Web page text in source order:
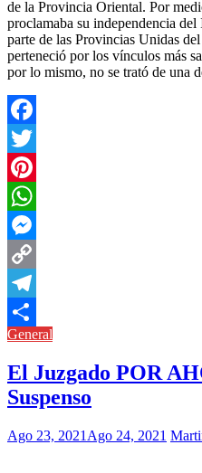
de la Provincia Oriental. Por
proclamaba su independencia
parte de las Provincias Unidas
perteneció por los vínculos más
por lo mismo, no se trató de una
Facebook
Twitter
Pinterest
WhatsApp
Messenger
Copy
Link
Telegram
Compartir
General
El Juzgado POR
Suspenso
Ago 23, 2021 Ago 24, 2021